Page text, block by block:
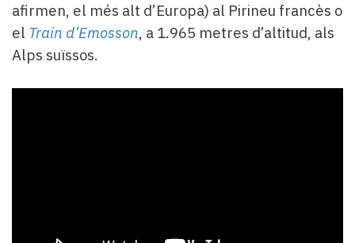
afirmen, el més alt d’Europa) al Pirineu francès o
el Train d’Emosson, a 1.965 metres d’altitud, als
Alps suïssos.